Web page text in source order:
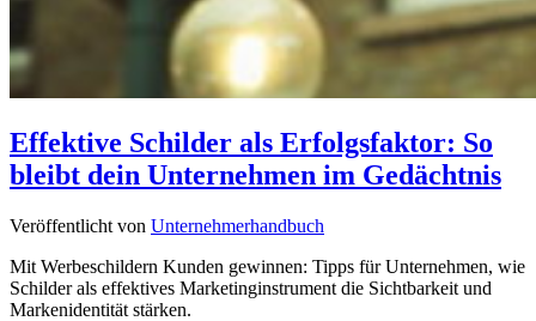
Effektive Schilder als Erfolgsfaktor: So
bleibt dein Unternehmen im Gedächtnis
Veröffentlicht von Unternehmerhandbuch
Mit Werbeschildern Kunden gewinnen: Tipps für Unternehmen, wie
Schilder als effektives Marketinginstrument die Sichtbarkeit und
Markenidentität stärken.